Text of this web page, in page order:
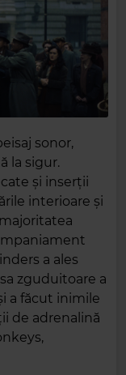
sonor,
la sigur.
și inserții
interioare și
a ales
zguduitoare a
a făcut inimile
de adrenalină